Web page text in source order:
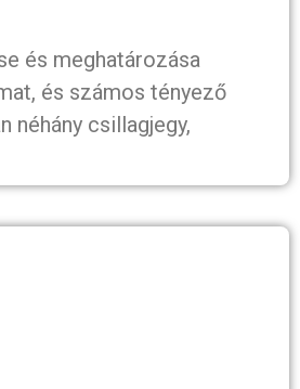
és meghatározása
és számos tényező
néhány csillagjegy,